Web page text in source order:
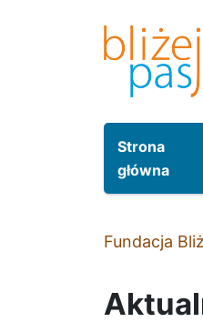
Strona
główna
Fundacja